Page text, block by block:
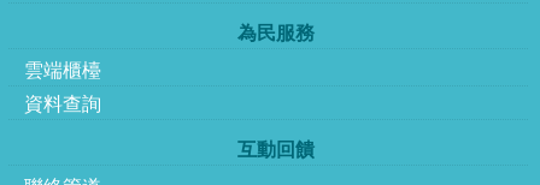
為民服務
雲端櫃檯
資料查詢
互動回饋